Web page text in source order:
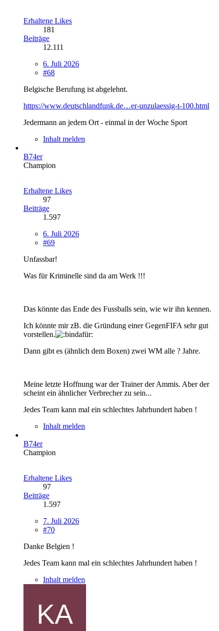
Erhaltene Likes
181
Beiträge
12.111
6. Juli 2026
#68
Belgische Berufung ist abgelehnt.
https://www.deutschlandfunk.de…er-unzulaessig-t-100.html
Jedermann an jedem Ort - einmal in der Woche Sport
Inhalt melden
B74er
Champion
Erhaltene Likes
97
Beiträge
1.597
6. Juli 2026
#69
Unfassbar!
Was für Kriminelle sind da am Werk !!!
Das könnte das Ende des Fussballs sein, wie wir ihn kennen.
Ich könnte mir zB. die Gründung einer GegenFIFA sehr gut
vorstellen.
Dann gibt es (ähnlich dem Boxen) zwei WM alle ? Jahre.
Meine letzte Hoffnung war der Trainer der Ammis. Aber der
scheint ein ähnlicher Verbrecher zu sein...
Jedes Team kann mal ein schlechtes Jahrhundert haben !
Inhalt melden
B74er
Champion
Erhaltene Likes
97
Beiträge
1.597
7. Juli 2026
#70
Danke Belgien !
Jedes Team kann mal ein schlechtes Jahrhundert haben !
Inhalt melden